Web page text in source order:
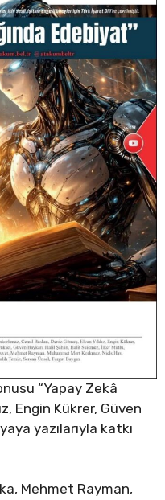
“Yapay Zekâ
Engin Kükrer, Güven
yazılarıyla katkı
Mehmet Rayman,